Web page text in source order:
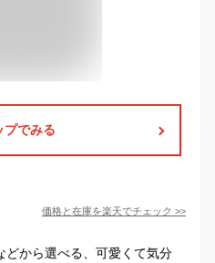
プでみる
価格と在庫を楽天でチェック >>
どから選べる、可愛くて気分